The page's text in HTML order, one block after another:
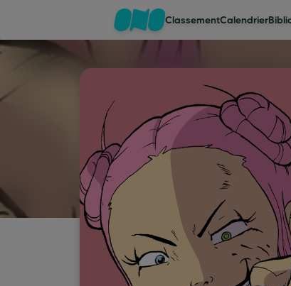
Classement
Bibliothèque
Cadeaux
ClassementCalendrier